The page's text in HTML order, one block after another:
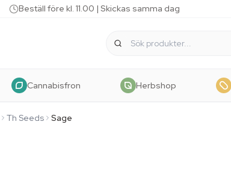
Beställ före kl. 11.00 | Skickas samma dag
Cannabisfron Herbshop
Th Seeds Sage